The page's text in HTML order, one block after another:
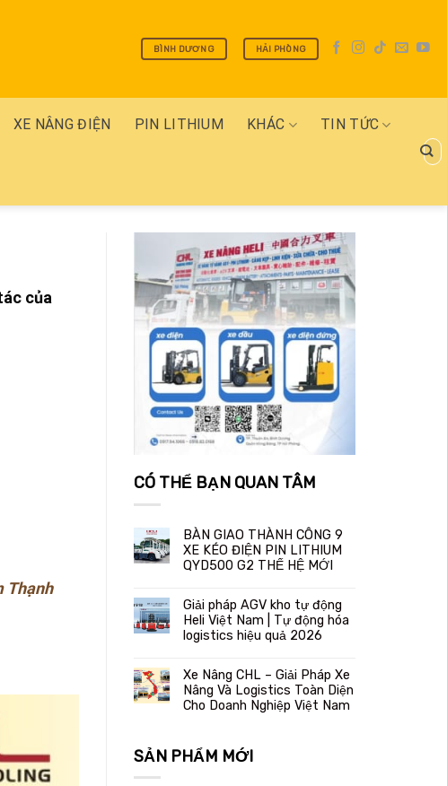
BÌNH DƯƠNG HẢI PHÒNG
XE NÂNG ĐIỆN PIN LITHIUM KHÁC TIN TỨC
Tìm
của
Thạnh
CÓ THỂ BẠN QUAN TÂM
BÀN GIAO THÀNH CÔNG 9
XE KÉO ĐIỆN PIN LITHIUM
QYD500 G2 THẾ HỆ MỚI
Giải pháp AGV kho tự động
Heli Việt Nam | Tự động hóa
logistics hiệu quả 2026
Xe Nâng CHL – Giải Pháp Xe
Nâng Và Logistics Toàn Diện
Cho Doanh Nghiệp Việt Nam
SẢN PHẨM MỚI